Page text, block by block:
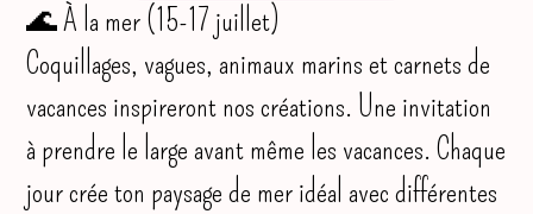
🌊 À la mer (15-17 juillet)
Coquillages, vagues, animaux marins et carnets de
vacances inspireront nos créations. Une invitation
à prendre le large avant même les vacances. Chaque
jour crée ton paysage de mer idéal avec différentes